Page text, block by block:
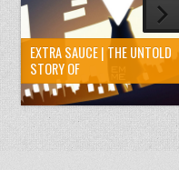
EXTRA SAUCE | THE UNTOLD
STORY OF